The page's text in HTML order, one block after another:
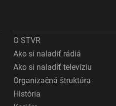
O STVR
Ako si naladiť rádiá
Ako si naladiť televíziu
Organizačná štruktúra
História